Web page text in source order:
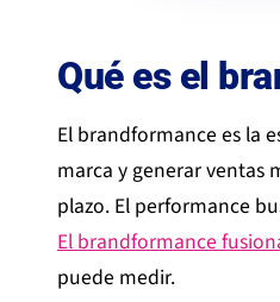
Qué es el
El brandformance es la
marca y generar ventas
plazo. El performance
El brandformance
puede medir.